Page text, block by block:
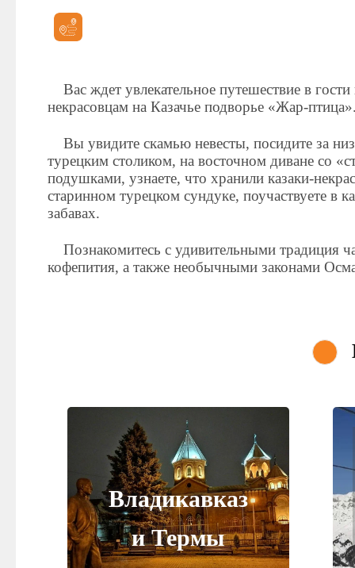
Вас ждет увлекательное путешествие в гости
некрасовцам на Казачье подворье «Жар-
Вы увидите скамью невесты, посидите за
турецким столиком, на восточном диване со
подушками, узнаете, что хранили казаки-
старинном турецком сундуке, поучаствуете в
забавах.
Познакомитесь с удивительными традиция
кофепития, а также необычными законами
Владикавказ
и Термы